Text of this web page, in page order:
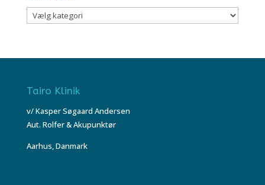
Kategorier
Tairo Klinik
v/ Kasper Søgaard Andersen
Aut. Rolfer & Akupunktør
Aarhus, Danmark